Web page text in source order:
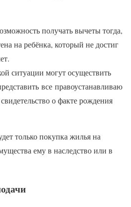
получать вычеты тогда,
на ребёнка, который не достиг
ситуации могут осуществить
все правоустанавливаю
о факте рождения
только покупка жилья на
ему в наследство или в